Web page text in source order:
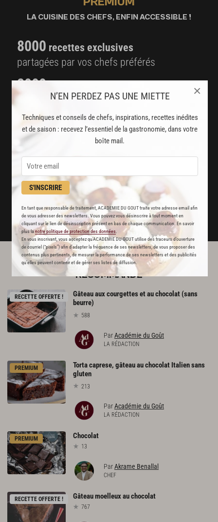
N’EN PERDEZ PAS UNE MIETTE
Techniques et conseils de chefs, inspirations, recettes inédites
et de saison : recevez l’essentiel de la gastronomie, dans votre
boîte mail.
S'INSCRIRE
En tant que responsable de traitement, ACADEMIE DU GOUT traite votre adresse email afin
de vous adresser des newsletters. Vous pouvez vous désinscrire à tout moment en
cliquant sur le lien de désinscription présent en bas de chaque communication. En savoir
plus lanotre politique de protection des données
En vous inscrivant, vous acceptez qu'ACADEMIE DU GOUT utilise des traceurs d’ouverture
de courriel (“pixels”) afin d’adapter la fréquence de ses newsletters, de vous proposer des
contenus plus pertinents, de mesurer la performance de ses newsletters et des publicités
qu’elles peuvent contenir et de gérer ses listes de diffusion.
×
LA CUISINE DES CHEFS, ENFIN ACCESSIBLE !
8000 recettes exclusives
partagées par vos chefs préférés
2000
et techniques de cuisine et pâtisserie
Des nouveautés
disponibles chaque semaine
Stop pub
un service garanti sans publicité
JE M'ABONNE
DÉJÀ ABONNÉ(E) ? JE ME CONNECTE
L'ACADÉMIE DU GOÛT VOUS
RECOMMANDE
RECETTE OFFERTE !
Gâteau aux courgettes et au chocolat (sans
beurre)
588
ParAcadémie du Goût
LA RÉDACTION
PREMIUM
Torta caprese, gâteau au chocolat Italien sans
gluten
213
ParAcadémie du Goût
LA RÉDACTION
PREMIUM Chocolat
13
ParAkrame Benallal
CHEF
RECETTE OFFERTE ! Gâteaumoelleuxauchocolat
767